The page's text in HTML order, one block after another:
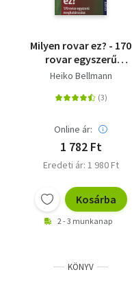
Milyen rovar ez? - 170
rovar egyszerű
meghatározása
Heiko Bellmann
Online ár:
1 782 Ft
Eredeti ár: 1 980 Ft
Kosárba
2 - 3 munkanap
KÖNYV